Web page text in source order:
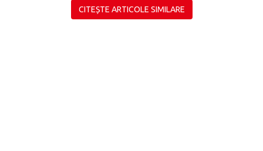
CITEȘTE ARTICOLE SIMILARE